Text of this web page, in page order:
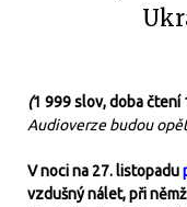
(1 999 slov, doba čtení
Audioverze budou
V noci na 27. listopadu
vzdušný nálet, při